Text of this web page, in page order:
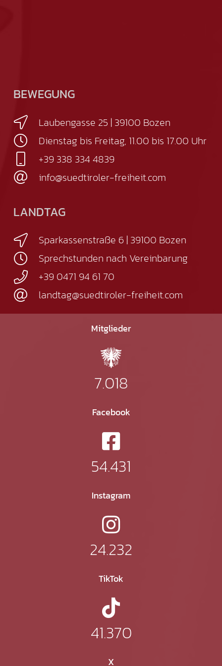
BEWEGUNG
Laubengasse 25 | 39100 Bozen
Dienstag bis Freitag, 11.00 bis 17.00 Uhr
+39 338 334 4839
info@suedtiroler-freiheit.com
LANDTAG
Sparkassenstraße 6 | 39100 Bozen
Sprechstunden nach Vereinbarung
+39 0471 94 61 70
landtag@suedtiroler-freiheit.com
Mitglieder
7.018
Facebook
54.431
Instagram
24.232
TikTok
41.370
X